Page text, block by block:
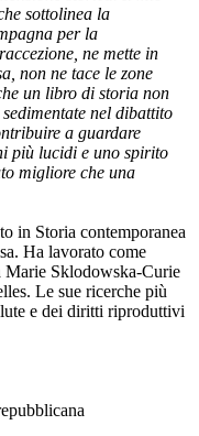
sottolinea la
per la
ne mette in
non ne tace le zone
un libro di storia non
nel dibattito
a guardare
più lucidi e uno spirito
migliore che una
in Storia contemporanea
Ha lavorato come
Marie Sklodowska-Curie
Le sue ricerche più
e dei diritti riproduttivi